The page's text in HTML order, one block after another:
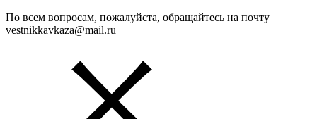
По всем вопросам, пожалуйста, обращайтесь на почту
vestnikkavkaza@mail.ru